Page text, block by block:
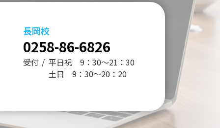
長岡校
0258-86-6826
受付
平日祝 9：30～21：30
土日 9：30～20：20